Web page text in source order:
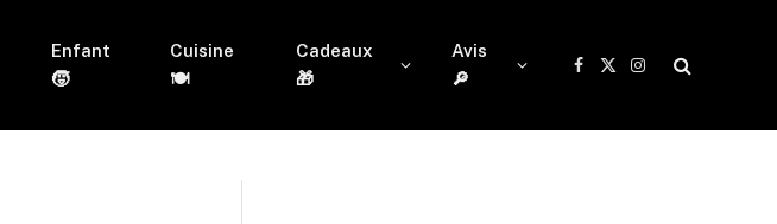
Enfant
🧒
Cuisine
🍽
Cadeaux
🎁
Avis
🔎
Facebook
X
Instagram